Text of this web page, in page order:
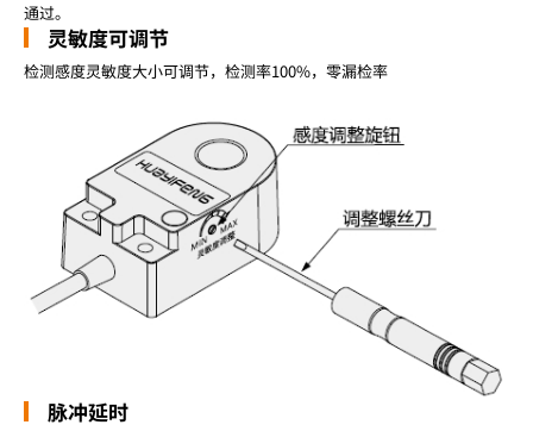
通过。
灵敏度可调节
检测感度灵敏度大小可调节，检测率100%，零漏检率
脉冲延时